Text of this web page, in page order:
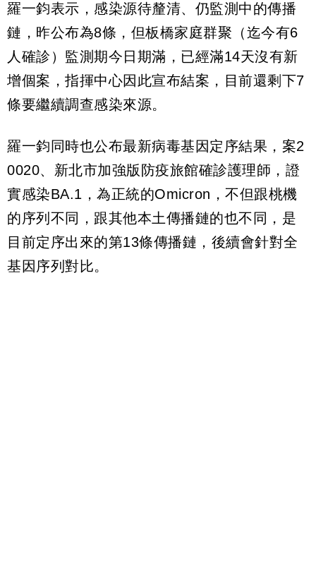
羅一鈞表示，感染源待釐清、仍監測中的傳播
鏈，昨公布為8條，但板橋家庭群聚（迄今有6
人確診）監測期今日期滿，已經滿14天沒有新
增個案，指揮中心因此宣布結案，目前還剩下7
條要繼續調查感染來源。
羅一鈞同時也公布最新病毒基因定序結果，案2
0020、新北市加強版防疫旅館確診護理師，證
實感染BA.1，為正統的Omicron，不但跟桃機
的序列不同，跟其他本土傳播鏈的也不同，是
目前定序出來的第13條傳播鏈，後續會針對全
基因序列對比。